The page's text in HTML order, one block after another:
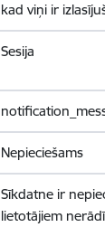
kad viņi ir
Sesija
Nepieciešams
Sīkdatne ir
lietotājiem